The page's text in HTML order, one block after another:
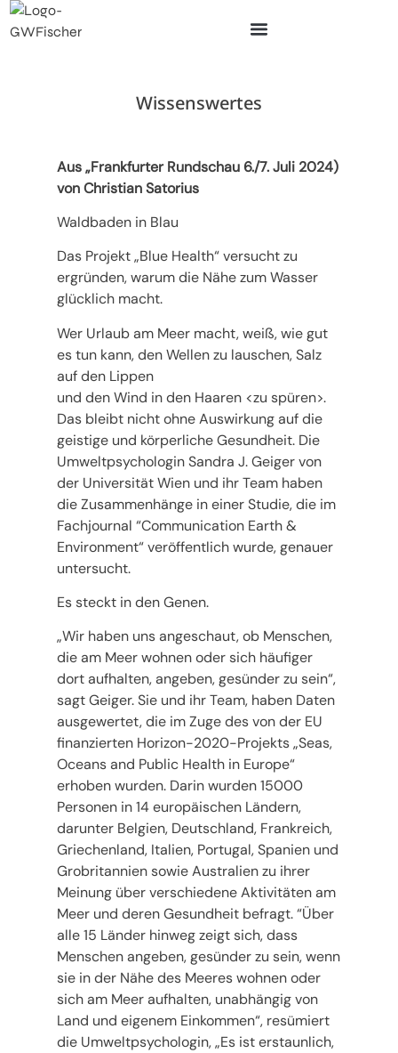
Wissenswertes
Aus „Frankfurter Rundschau 6./7. Juli 2024)
von Christian Satorius
Waldbaden in Blau
Das Projekt „Blue Health“ versucht zu
ergründen, warum die Nähe zum Wasser
glücklich macht.
Wer Urlaub am Meer macht, weiß, wie gut
es tun kann, den Wellen zu lauschen, Salz
auf den Lippen
und den Wind in den Haaren <zu spüren>.
Das bleibt nicht ohne Auswirkung auf die
geistige und körperliche Gesundheit. Die
Umweltpsychologin Sandra J. Geiger von
der Universität Wien und ihr Team haben
die Zusammenhänge in einer Studie, die im
Fachjournal “Communication Earth &
Environment“ veröffentlich wurde, genauer
untersucht.
Es steckt in den Genen.
„Wir haben uns angeschaut, ob Menschen,
die am Meer wohnen oder sich häufiger
dort aufhalten, angeben, gesünder zu sein“,
sagt Geiger. Sie und ihr Team, haben Daten
ausgewertet, die im Zuge des von der EU
finanzierten Horizon-2020-Projekts „Seas,
Oceans and Public Health in Europe“
erhoben wurden. Darin wurden 15000
Personen in 14 europäischen Ländern,
darunter Belgien, Deutschland, Frankreich,
Griechenland, Italien, Portugal, Spanien und
Grobritannien sowie Australien zu ihrer
Meinung über verschiedene Aktivitäten am
Meer und deren Gesundheit befragt. “Über
alle 15 Länder hinweg zeigt sich, dass
Menschen angeben, gesünder zu sein, wenn
sie in der Nähe des Meeres wohnen oder
sich am Meer aufhalten, unabhängig von
Land und eigenem Einkommen“, resümiert
die Umweltpsychologin, „Es ist erstaunlich,